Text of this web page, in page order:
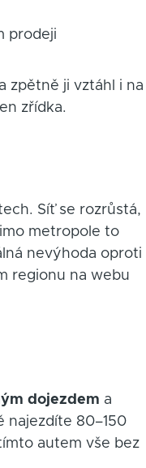
prodeji
zpětně ji vztáhl i na
zřídka.
Síť se rozrůstá,
metropole to
nevýhoda oproti
regionu na webu
dojezdem a
najezdíte 80–150
autem vše bez